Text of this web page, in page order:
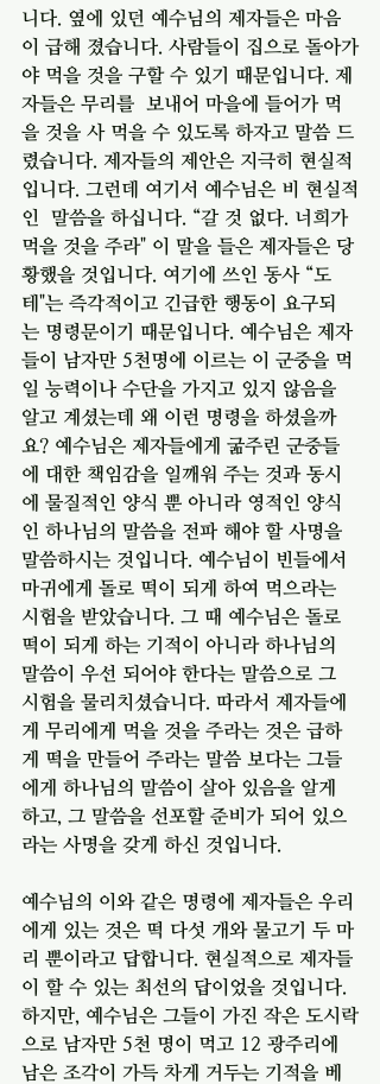
니다. 옆에 있던 예수님의 제자들은 마음
이 급해 졌습니다. 사람들이 집으로 돌아가
야 먹을 것을 구할 수 있기 때문입니다. 제
자들은 무리를  보내어 마을에 들어가 먹
을 것을 사 먹을 수 있도록 하자고 말씀 드
렸습니다. 제자들의 제안은 지극히 현실적
입니다. 그런데 여기서 예수님은 비 현실적
인  말씀을 하십니다. “갈 것 없다. 너희가
먹을 것을 주라" 이 말을 들은 제자들은 당
황했을 것입니다. 여기에 쓰인 동사 “도
테"는 즉각적이고 긴급한 행동이 요구되
는 명령문이기 때문입니다. 예수님은 제자
들이 남자만 5천명에 이르는 이 군중을 먹
일 능력이나 수단을 가지고 있지 않음을
알고 계셨는데 왜 이런 명령을 하셨을까
요? 예수님은 제자들에게 굶주린 군중들
에 대한 책임감을 일깨워 주는 것과 동시
에 물질적인 양식 뿐 아니라 영적인 양식
인 하나님의 말씀을 전파 해야 할 사명을
말씀하시는 것입니다. 예수님이 빈들에서
마귀에게 돌로 떡이 되게 하여 먹으라는
시험을 받았습니다. 그 때 예수님은 돌로
떡이 되게 하는 기적이 아니라 하나님의
말씀이 우선 되어야 한다는 말씀으로 그
시험을 물리치셨습니다. 따라서 제자들에
게 무리에게 먹을 것을 주라는 것은 급하
게 떡을 만들어 주라는 말씀 보다는 그들
에게 하나님의 말씀이 살아 있음을 알게
하고, 그 말씀을 선포할 준비가 되어 있으
라는 사명을 갖게 하신 것입니다.
예수님의 이와 같은 명령에 제자들은 우리
에게 있는 것은 떡 다섯 개와 물고기 두 마
리 뿐이라고 답합니다. 현실적으로 제자들
이 할 수 있는 최선의 답이었을 것입니다.
하지만, 예수님은 그들이 가진 작은 도시락
으로 남자만 5천 명이 먹고 12 광주리에
남은 조각이 가득 차게 거두는 기적을 베